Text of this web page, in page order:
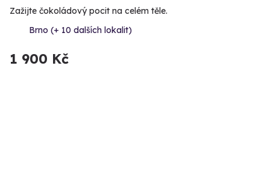
Zažijte čokoládový pocit na celém těle.
Brno (+ 10 dalších lokalit)
1 900 Kč